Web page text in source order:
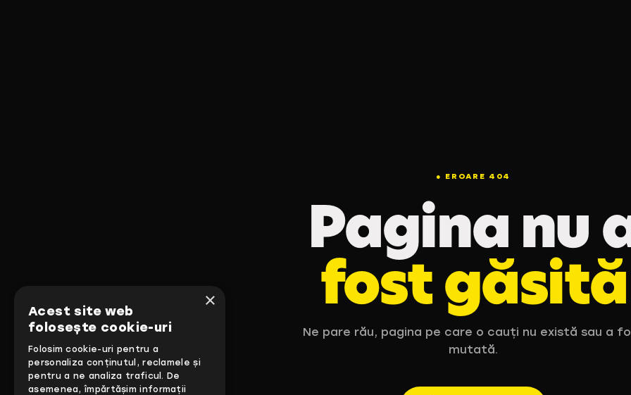
● EROARE 404
Pagina nu
fost găsită
Ne pare rău, pagina pe care o cauți nu există sau a
mutată.
×
Acest site web
folosește cookie-uri
Folosim cookie-uri pentru a
personaliza conținutul, reclamele și
pentru a ne analiza traficul. De
asemenea, împărtășim informații